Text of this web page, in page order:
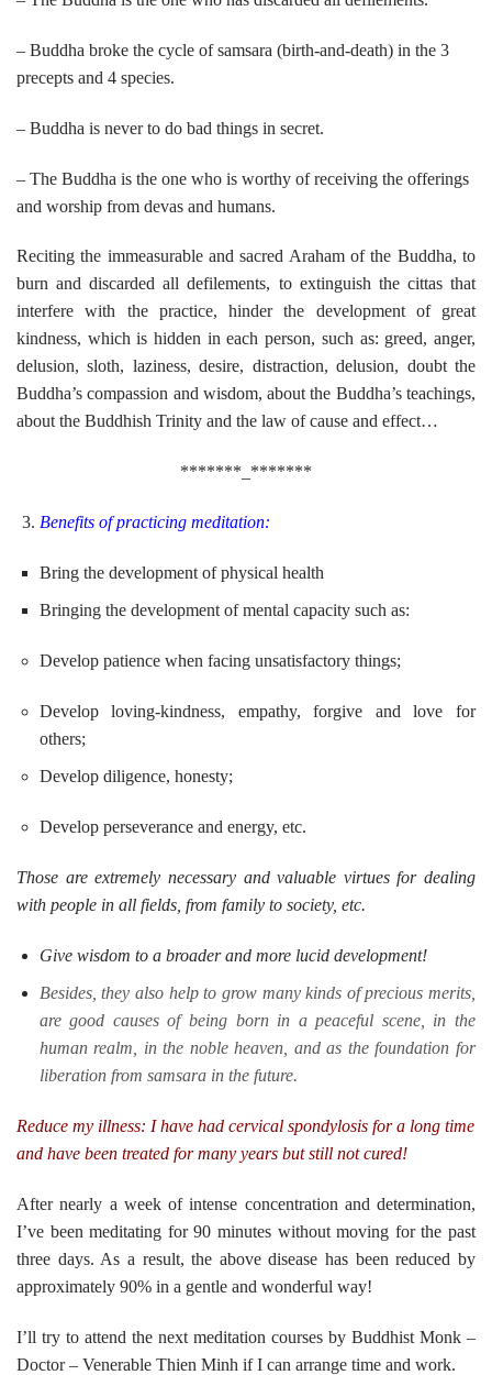
– Buddha broke the cycle of samsara (birth-and-death) in the 3
precepts and 4 species.
– Buddha is never to do bad things in secret.
– The Buddha is the one who is worthy of receiving the offerings
and worship from devas and humans.
Reciting the immeasurable and sacred Araham of the Buddha, to
burn and discarded all defilements, to extinguish the cittas that
interfere with the practice, hinder the development of great
kindness, which is hidden in each person, such as: greed, anger,
delusion, sloth, laziness, desire, distraction, delusion, doubt the
Buddha’s compassion and wisdom, about the Buddha’s teachings,
about the Buddhish Trinity and the law of cause and effect…
*******_*******
Benefits of practicing meditation:
Bring the development of physical health
Bringing the development of mental capacity such as:
Develop patience when facing unsatisfactory things;
Develop loving-kindness, empathy, forgive and love for
others;
Develop diligence, honesty;
Develop perseverance and energy, etc.
Those are extremely necessary and valuable virtues for dealing
with people in all fields, from family to society, etc.
Give wisdom to a broader and more lucid development!
Besides, they also help to grow many kinds of precious merits,
are good causes of being born in a peaceful scene, in the
human realm, in the noble heaven, and as the foundation for
liberation from samsara in the future.
Reduce my illness: I have had cervical spondylosis for a long time
and have been treated for many years but still not cured!
After nearly a week of intense concentration and determination,
I’ve been meditating for 90 minutes without moving for the past
three days. As a result, the above disease has been reduced by
approximately 90% in a gentle and wonderful way!
I’ll try to attend the next meditation courses by Buddhist Monk –
Doctor – Venerable Thien Minh if I can arrange time and work.